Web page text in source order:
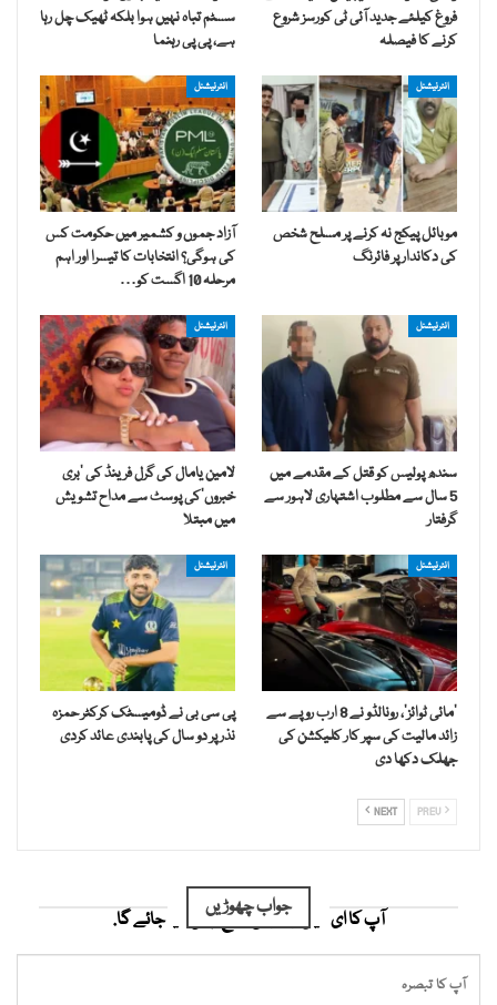
فروغ کیلئے جدید آئی ٹی کورسز شروع
کرنے کا فیصلہ
سسٹم تباہ نہیں ہوا بلکہ ٹھیک چل رہا
ہے، پی پی رہنما
انٹرنیشنل
موبائل پیکج نہ کرنے پر مسلح شخص
کی دکاندار پر فائرنگ
انٹرنیشنل
آزاد جموں و کشمیر میں حکومت کس
کی ہوگی؟ انتخابات کا تیسرا اور اہم
مرحلہ 10 اگست کو…
انٹرنیشنل
سندھ پولیس کو قتل کے مقدمے میں
5 سال سے مطلوب اشتہاری لاہور سے
گرفتار
انٹرنیشنل
لامین یامال کی گرل فرینڈ کی ’بری
خبروں‘کی پوسٹ سے مداح تشویش
میں مبتلا
انٹرنیشنل
’مائی ٹوائز‘، رونالڈو نے 8 ارب روپے سے
زائد مالیت کی سپر کار کلیکشن کی
جھلک دکھا دی
انٹرنیشنل
پی سی بی نے ڈومیسٹک کرکٹر حمزہ
نذر پر دو سال کی پابندی عائد کردی
NEXT
جواب چھوڑیں
آپ کا ای میل ایڈریس شائع نہیں کیا جائے گا.